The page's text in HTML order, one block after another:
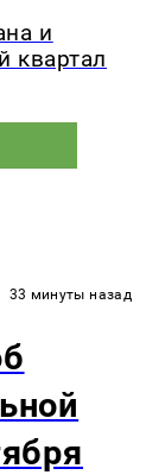
и
квартал
33 минуты назад